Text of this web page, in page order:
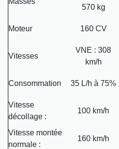
570 kg
Moteur 160 CV
Vitesses
VNE : 308
km/h
Consommation 35 L/h à 75%
Vitesse
décollage :
100 km/h
Vitesse montée
normale :
160 km/h